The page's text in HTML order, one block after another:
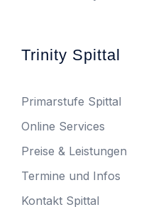
Trinity Spittal
Primarstufe Spittal
Online Services
Preise & Leistungen
Termine und Infos
Kontakt Spittal